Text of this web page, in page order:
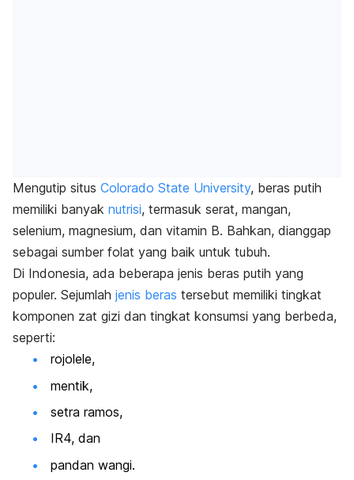
Mengutip situs Colorado State University, beras putih
memiliki banyak nutrisi, termasuk serat, mangan,
selenium, magnesium, dan vitamin B. Bahkan, dianggap
sebagai sumber folat yang baik untuk tubuh.
Di Indonesia, ada beberapa jenis beras putih yang
populer. Sejumlah jenis beras tersebut memiliki tingkat
komponen zat gizi dan tingkat konsumsi yang berbeda,
seperti:
rojolele,
mentik,
setra ramos,
IR4, dan
pandan wangi.